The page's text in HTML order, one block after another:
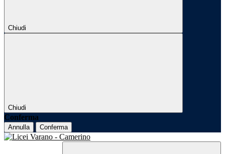
Chiudi
Chiudi
Conferma
Annulla Conferma